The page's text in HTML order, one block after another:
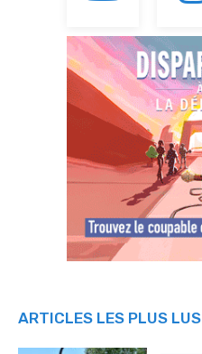
ARTICLES LES PLUS LUS